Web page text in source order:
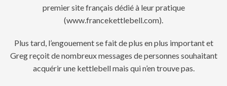
premier site français dédié à leur pratique
(www.francekettlebell.com).
Plus tard, l’engouement se fait de plus en plus important et
Greg reçoit de nombreux messages de personnes souhaitant
acquérir une kettlebell mais qui n’en trouve pas.